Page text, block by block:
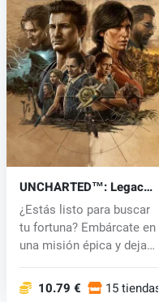
UNCHARTED™: Legacy
of Thieves Collection
(PC) key
¿Estás listo para buscar
tu fortuna? Embárcate en
una misión épica y deja
10.79 € 15 tiendas